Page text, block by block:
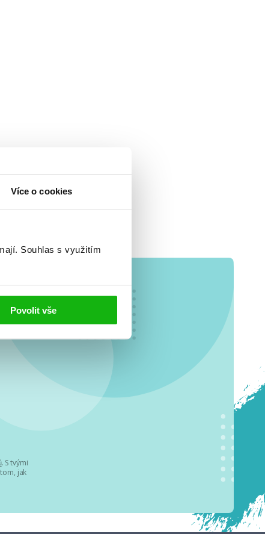
Více o cookies
Souhlas s využitím
Povolit vše
. S tvými
jak